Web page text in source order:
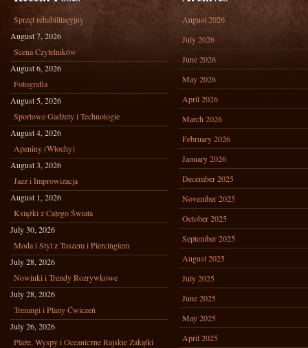
Sprzęt rehabilitacyjny
August 7, 2026
Scena Czytelników
August 6, 2026
Fotografia
August 5, 2026
Sportowe Gadżety i Technologie
August 4, 2026
Apeniny (Włochy)
August 3, 2026
Jazz i Improwizacja
August 1, 2026
Książki z Całego Świata
July 30, 2026
Moda i Styl z Tuszem i Piercingiem
July 28, 2026
Nowinki i Trendy Rozrywkowe
July 28, 2026
Treningi i Plany Ćwiczeń
July 26, 2026
Plaże, Wyspy i Oceaniczne Rajskie Zakątki
August 2026
July 2026
June 2026
May 2026
April 2026
March 2026
February 2026
January 2026
December 2025
November 2025
October 2025
September 2025
August 2025
July 2025
June 2025
May 2025
April 2025